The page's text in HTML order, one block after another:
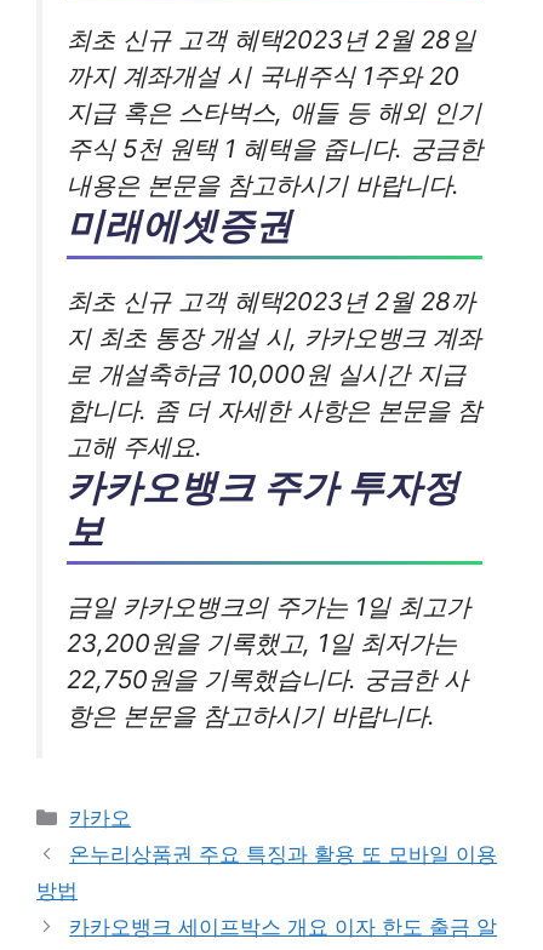
최초 신규 고객 혜택2023년 2월 28일
까지 계좌개설 시 국내주식 1주와 20
지급 혹은 스타벅스, 애들 등 해외 인기
주식 5천 원택 1 혜택을 줍니다. 궁금한
내용은 본문을 참고하시기 바랍니다.
미래에셋증권
최초 신규 고객 혜택2023년 2월 28까
지 최초 통장 개설 시, 카카오뱅크 계좌
로 개설축하금 10,000원 실시간 지급
합니다. 좀 더 자세한 사항은 본문을 참
고해 주세요.
카카오뱅크 주가 투자정
보
금일 카카오뱅크의 주가는 1일 최고가
23,200원을 기록했고, 1일 최저가는
22,750원을 기록했습니다. 궁금한 사
항은 본문을 참고하시기 바랍니다.
카
테
리
카카오
온누리상품권 주요 특징과 활용 또 모바일 이용
방법
카카오뱅크 세이프박스 개요 이자 한도 출금 알